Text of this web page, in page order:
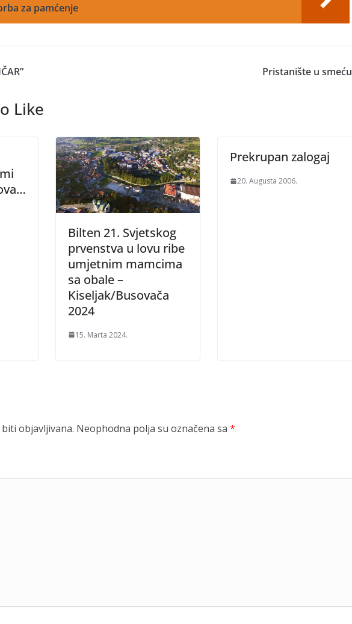
za pamćenje
Pristanište u smeću
Like
Bilten 21. Svjetskog
prvenstva u lovu ribe
umjetnim mamcima
sa obale –
Kiseljak/Busovača
2024
15. Marta 2024.
Prekrupan zalogaj
20. Augusta 2006.
objavljivana. Neophodna polja su označena sa *